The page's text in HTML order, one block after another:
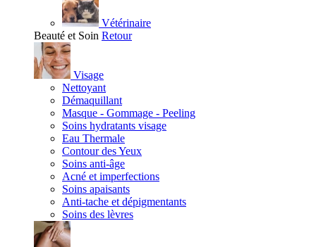
Vétérinaire
Beauté et Soin Retour
Visage
Nettoyant
Démaquillant
Masque - Gommage - Peeling
Soins hydratants visage
Eau Thermale
Contour des Yeux
Soins anti-âge
Acné et imperfections
Soins apaisants
Anti-tache et dépigmentants
Soins des lèvres